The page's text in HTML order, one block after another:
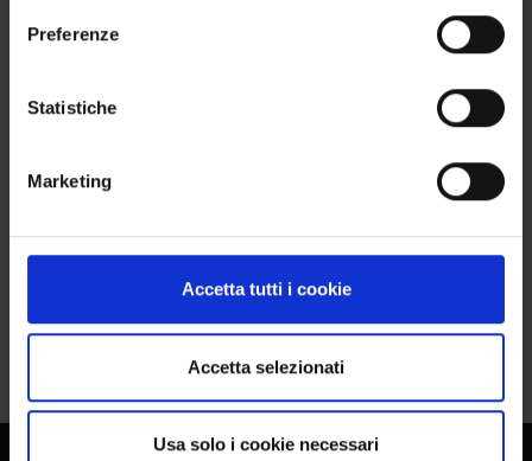
Preferenze
Statistiche
Marketing
Accetta tutti i cookie
Accetta selezionati
Usa solo i cookie necessari
HCE 008